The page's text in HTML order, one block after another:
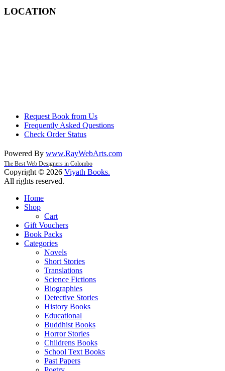
LOCATION
Request Book from Us
Frequently Asked Questions
Check Order Status
Powered By www.RayWebArts.com
The Best Web Designers in Colombo
Copyright © 2026 Viyath Books.
All rights reserved.
Home
Shop
Cart
Gift Vouchers
Book Packs
Categories
Novels
Short Stories
Translations
Science Fictions
Biographies
Detective Stories
History Books
Educational
Buddhist Books
Horror Stories
Childrens Books
School Text Books
Past Papers